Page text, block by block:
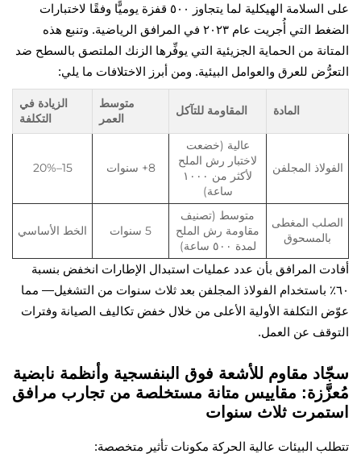
على السلامة الهيكلية لما يتجاوز ٥٠٠ قفزة يوميًّا وفقًا لاختبارات
الضغط التي أُجريت عام ٢٠٢٣ في المرافق الرياضية. وتنبع هذه
من الحماية الجزيئية التي يوفِّرها الزنك الملتصق بالسطح ضد
للعرق والعوامل البيئية. ومن أبرز الاختلافات ما يلي:
المقاومة للتآكل
متوسط
الزيادة في
التكلفة
المجلفن
عالية (خضعت
لاختبار رش الملح
لأكثر من ١٠٠٠
ساعة)
8+ سنوات
المغطى
بالمسحوق
متوسط (تصنيف
مقاومة رش الملح
لمدة ٥٠٠ ساعة)
5 سنوات الخط الأساسي
المرافق بأن عدد عمليات استبدال الإطارات انخفض بنسبة
باستخدام الفولاذ المجلفن بعد ثلاث سنوات من التشغيل— مما
التكلفة الأولية الأعلى من خلال خفض تكاليف الصيانة وفترات
عن العمل.
مقاوم للأشعة فوق البنفسجية وأنظمة نابضية
مقاييس متانة مستخلصة من تجارب مرافق
ثلاث سنوات
البيئات عالية الحركة مكونات تأثير متخصصة: